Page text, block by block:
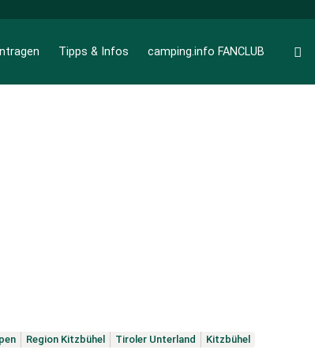
Tipps & Infos camping.info FANCLUB
Region Kitzbühel Tiroler Unterland Kitzbühel